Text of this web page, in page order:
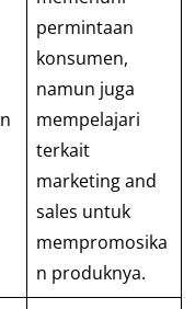
permintaan
konsumen,
namun juga
mempelajari
terkait
marketing and
sales untuk
mempromosika
n produknya.